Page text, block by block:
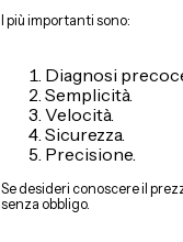
I più importanti sono:
Diagnosi
Semplicità.
Velocità.
Sicurezza.
Precisione.
Se desideri conoscere il
senza obbligo.